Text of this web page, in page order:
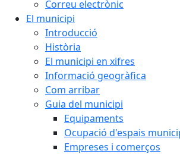
Correu electrònic
El municipi
Introducció
Història
El municipi en xifres
Informació geogràfica
Com arribar
Guia del municipi
Equipaments
Ocupació d'espais
Empreses i comerços